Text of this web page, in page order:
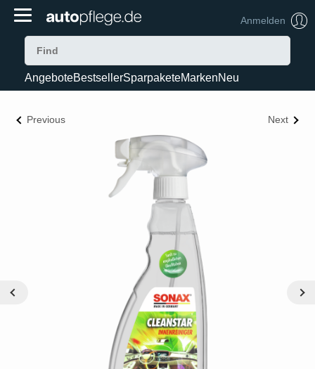
Anmelden
AngeboteBestsellerSparpaketeMarkenNeu
Previous Next